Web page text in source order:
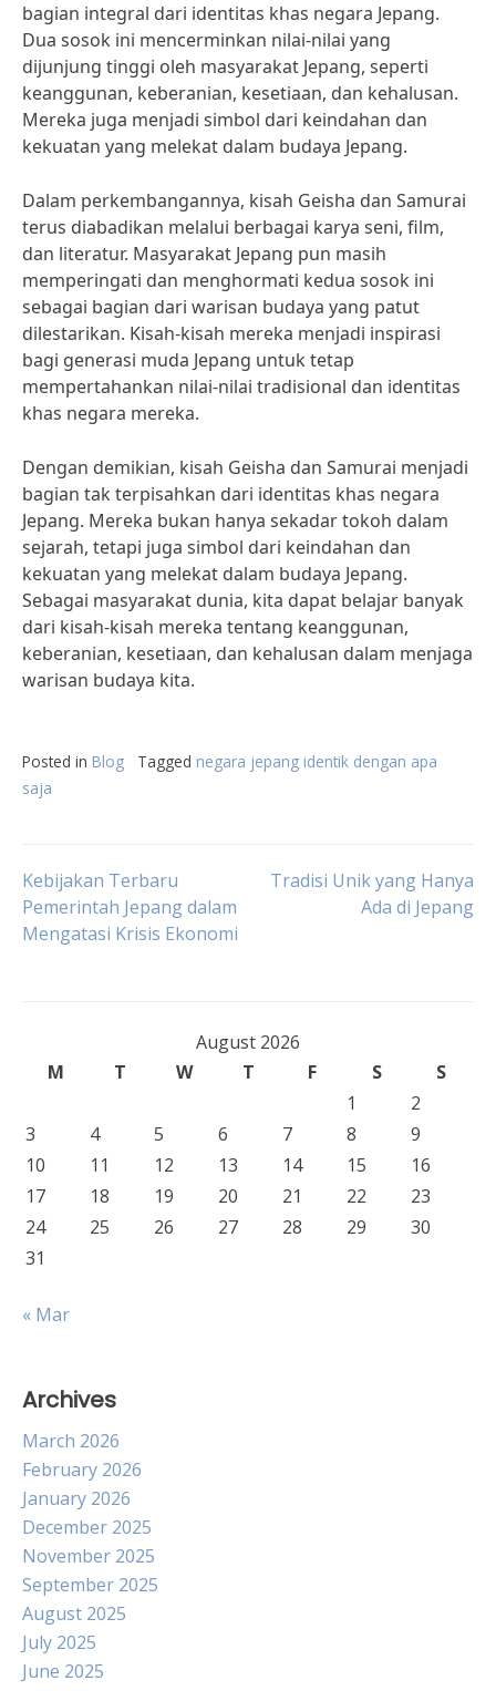
bagian integral dari identitas khas negara Jepang.
Dua sosok ini mencerminkan nilai-nilai yang
dijunjung tinggi oleh masyarakat Jepang, seperti
keanggunan, keberanian, kesetiaan, dan kehalusan.
Mereka juga menjadi simbol dari keindahan dan
kekuatan yang melekat dalam budaya Jepang.
Dalam perkembangannya, kisah Geisha dan Samurai
terus diabadikan melalui berbagai karya seni, film,
dan literatur. Masyarakat Jepang pun masih
memperingati dan menghormati kedua sosok ini
sebagai bagian dari warisan budaya yang patut
dilestarikan. Kisah-kisah mereka menjadi inspirasi
bagi generasi muda Jepang untuk tetap
mempertahankan nilai-nilai tradisional dan identitas
khas negara mereka.
Dengan demikian, kisah Geisha dan Samurai menjadi
bagian tak terpisahkan dari identitas khas negara
Jepang. Mereka bukan hanya sekadar tokoh dalam
sejarah, tetapi juga simbol dari keindahan dan
kekuatan yang melekat dalam budaya Jepang.
Sebagai masyarakat dunia, kita dapat belajar banyak
dari kisah-kisah mereka tentang keanggunan,
keberanian, kesetiaan, dan kehalusan dalam menjaga
warisan budaya kita.
Posted in Blog Tagged negara jepang identik dengan apa
saja
Post
navigation
Kebijakan Terbaru
Pemerintah Jepang dalam
Mengatasi Krisis Ekonomi
Tradisi Unik yang Hanya
Ada di Jepang
August 2026
M
T W T F S
S
1
2
3
4 5 6 7 8
9
10
11 12 13 14 15
16
17
18 19 20 21 22
23
24
25 26 27 28 29
30
31
« Mar
Archives
March 2026
February 2026
January 2026
December 2025
November 2025
September 2025
August 2025
July 2025
June 2025